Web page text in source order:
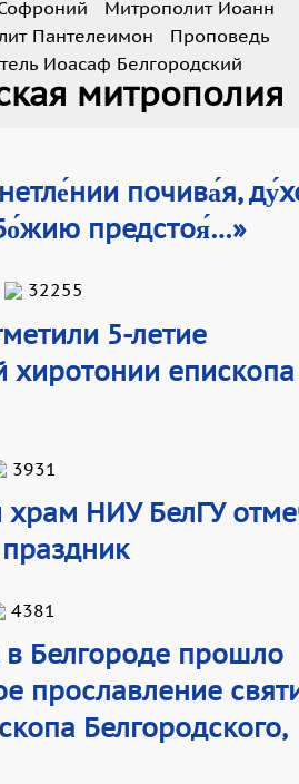
Митрополит Иоанн
Пантелеимон
Проповедь
Иоасаф Белгородский
почива́я,
предстоя́…»
32255
5-летие
хиротонии епископа
3931
храм НИУ БелГУ
4381
в Белгороде прошло
прославление
Белгородского,